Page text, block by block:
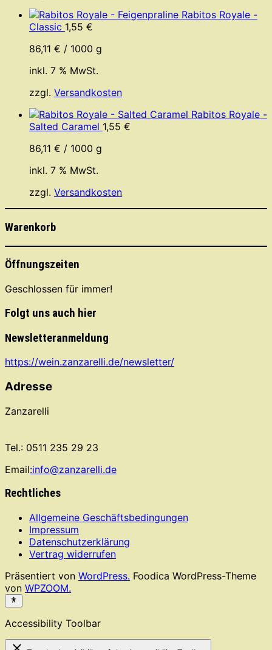
Rabitos Royale -
Classic 1,55 €
86,11 € / 1000 g
inkl. 7 % MwSt.
zzgl. Versandkosten
Rabitos Royale -
Salted Caramel 1,55 €
86,11 € / 1000 g
inkl. 7 % MwSt.
zzgl. Versandkosten
Warenkorb
Öffnungszeiten
Geschlossen für immer!
Folgt uns auch hier
Newsletteranmeldung
https://wein.zanzarelli.de/newsletter/
Adresse
Zanzarelli
Tel.: 0511 235 29 23
Email:info@zanzarelli.de
Rechtliches
Allgemeine Geschäftsbedingungen
Impressum
Datenschutzerklärung
Vertrag widerrufen
Präsentiert von WordPress. Foodica WordPress-Theme
von WPZOOM.
Accessibility Toolbar